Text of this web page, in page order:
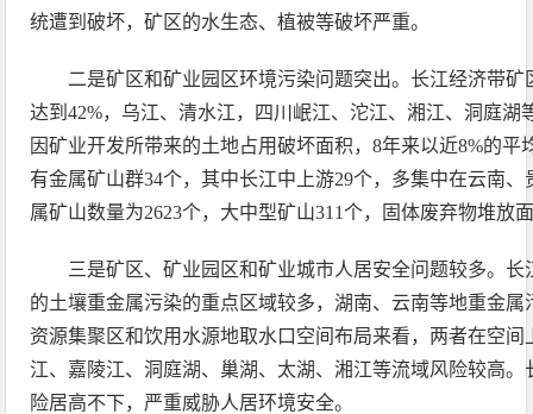
统遭到破坏，矿区的水生态、植被等破坏严重。
二是矿区和矿业园区环境污染问题突出。长江经济带
达到42%，乌江、清水江，四川岷江、沱江、湘江、洞庭湖
因矿业开发所带来的土地占用破坏面积，8年来以近8%的平
有金属矿山群34个，其中长江中上游29个，多集中在云南
属矿山数量为2623个，大中型矿山311个，固体废弃物堆放
三是矿区、矿业园区和矿业城市人居安全问题较多。
的土壤重金属污染的重点区域较多，湖南、云南等地重金
资源集聚区和饮用水源地取水口空间布局来看，两者在空
江、嘉陵江、洞庭湖、巢湖、太湖、湘江等流域风险较高
险居高不下，严重威胁人居环境安全。